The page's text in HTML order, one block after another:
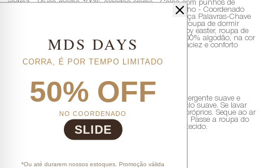
xadrez - Blusa malha 100% algodão creme - Calça com punhos de
ribana - Calça malha 100% algodão estampa de coelho - Coordenado
Happy Easter - Contém: 1 Blusa manga longa e 1 calça Palavras-Chave
SEO pijama longo pequenos algodão, pijama coelho, roupa de dormir
infantil páscoa, pijama algodão, conjunto pijama happy easter, roupa de
pequeno coelhinho. Meta Description Pijama longo 100% algodão, na cor
Branca, com estampa fofa de coelhinhos e punho. Maciez e conforto
Separe os pijamas por cor e tipo de tecido. Use um detergente suave e
evite amaciante. Lave em água fria ou morna, com ciclo suave. Se lavar
na máquina, vire a peça do avesso e use saquinhos próprios. Seque ao ar
livre, longe da luz solar direta, e evite deixar de molho. Passe a roupa do
avesso, ajustando a temperatura do ferro conforme o tecido.
MDS DAYS
CORRA, É POR TEMPO LIMITADO
50% OFF
NO COORDENADO
SLIDE
*Ou até durarem nossos estoques. Promoção válida